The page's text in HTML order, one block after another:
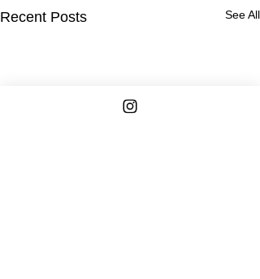
Recent Posts See All